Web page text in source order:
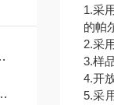
1.采
的帕
2.采
3.样
4.开
5.采